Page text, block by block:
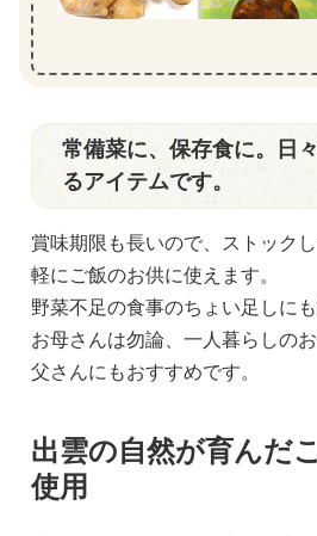
常備菜に、保存食に。日
るアイテムです。
賞味期限も長いので、ストック
軽にご飯のお供に使えます。
野菜不足の食事のちょい足しに
お母さんは勿論、一人暮らしの
父さんにもおすすめです。
出雲の自然が育んだ
使用